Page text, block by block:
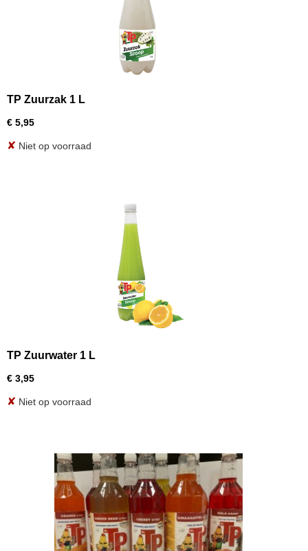
TP Zuurzak 1 L
€ 5,95
✘ Niet op voorraad
TP Zuurwater 1 L
€ 3,95
✘ Niet op voorraad